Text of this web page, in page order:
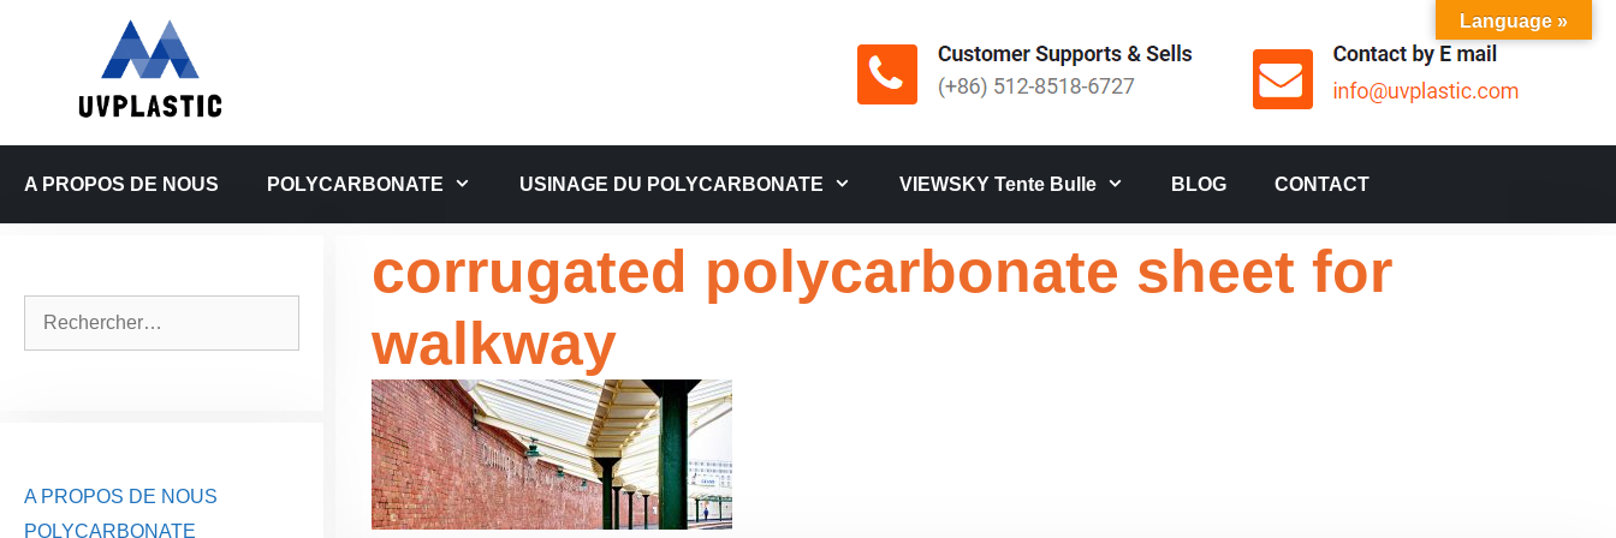
A PROPOS DE NOUS POLYCARBONATE USINAGE DU POLYCARBONATE VIEWSKY Tente Bulle BLOG CONTACT
corrugated polycarbonate sheet for
walkway
A PROPOS DE NOUS
POLYCARBONATE
Language »